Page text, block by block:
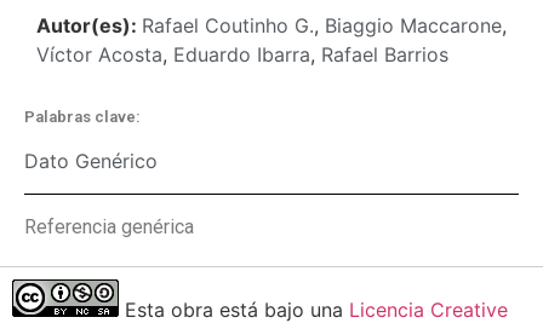
Autor(es): Rafael Coutinho G., Biaggio Maccarone,
Víctor Acosta, Eduardo Ibarra, Rafael Barrios
Palabras clave:
Dato Genérico
Referencia genérica
Esta obra está bajo una Licencia Creative